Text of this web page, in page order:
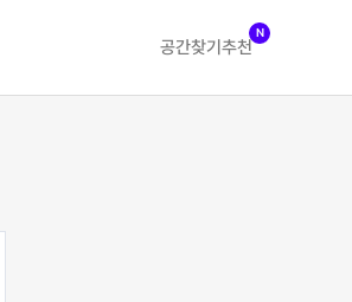
공간찾기 추천
N